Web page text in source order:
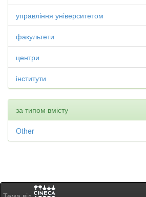
управління університетом
факультети
центри
інститути
за типом вмісту
Other